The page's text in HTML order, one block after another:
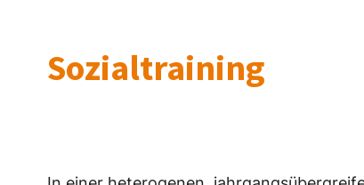
Sozialtraining